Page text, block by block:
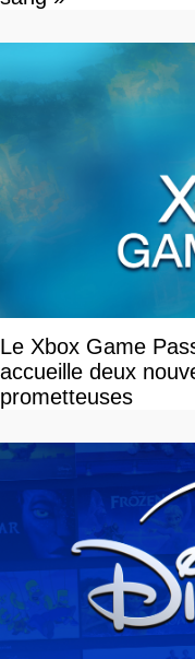
Le Xbox Game
accueille deux
prometteuses